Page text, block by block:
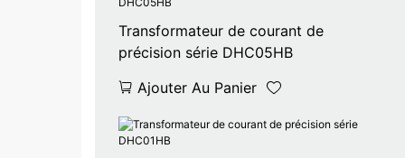
Transformateur de courant de
précision série DHC05HB
Ajouter Au Panier